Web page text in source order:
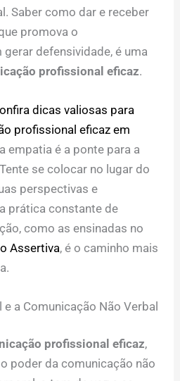
Saber como dar e receber
promova o
defensividade, é uma
profissional eficaz.
dicas valiosas para
profissional eficaz em
empatia é a ponte para a
se colocar no lugar do
perspectivas e
prática constante de
como as ensinadas no
Assertiva, é o caminho mais
a Comunicação Não Verbal
profissional eficaz,
poder da comunicação não